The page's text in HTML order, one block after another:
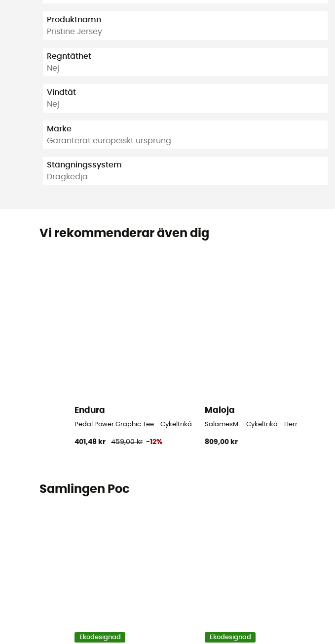
Produktnamn
Pristine Jersey
Regntäthet
Nej
Vindtät
Nej
Märke
Garanterat europeiskt ursprung
Stängningssystem
Dragkedja
Vi rekommenderar även dig
Endura
Pedal Power Graphic Tee - Cykeltrikå
401,48 kr 459,00 kr -12%
Maloja
SalamesM. - Cykeltrikå - Herr
809,00 kr
Samlingen Poc
Ekodesignad Ekodesignad